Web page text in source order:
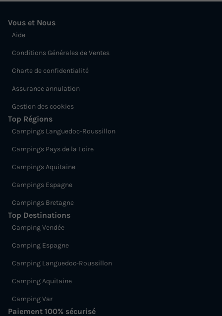
Vous et Nous
Aide
Conditions Générales de Ventes
Charte de confidentialité
Assurance annulation
Gestion des cookies
Top Régions
Campings Languedoc-Roussillon
Campings Pays de la Loire
Campings Aquitaine
Campings Espagne
Campings Bretagne
Top Destinations
Camping Vendée
Camping Espagne
Camping Languedoc-Roussillon
Camping Aquitaine
Camping Var
Paiement 100% sécurisé